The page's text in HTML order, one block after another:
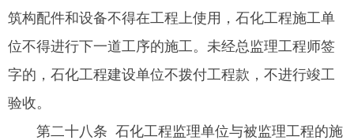
筑构配件和设备不得在工程上使用，石化工程施工单
位不得进行下一道工序的施工。未经总监理工程师签
字的，石化工程建设单位不拨付工程款，不进行竣工
验收。
第二十八条 石化工程监理单位与被监理工程的施